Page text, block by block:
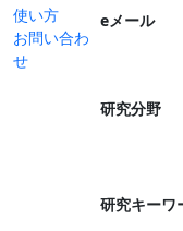
使い方
お問い合わ
せ
eメール
研究分野
研究キーワ